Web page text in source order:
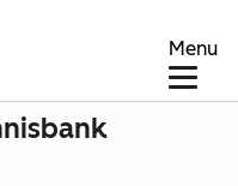
Menu